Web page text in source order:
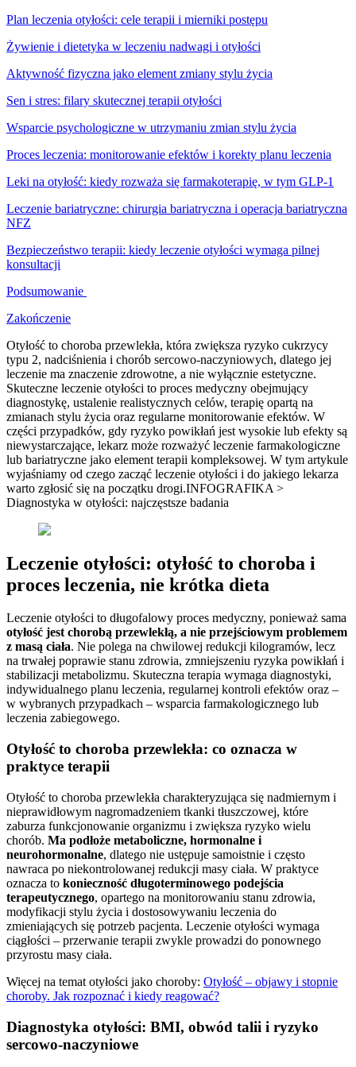
Plan leczenia otyłości: cele terapii i mierniki postępu
Żywienie i dietetyka w leczeniu nadwagi i otyłości
Aktywność fizyczna jako element zmiany stylu życia
Sen i stres: filary skutecznej terapii otyłości
Wsparcie psychologiczne w utrzymaniu zmian stylu życia
Proces leczenia: monitorowanie efektów i korekty planu leczenia
Leki na otyłość: kiedy rozważa się farmakoterapię, w tym GLP-1
Leczenie bariatryczne: chirurgia bariatryczna i operacja bariatryczna
NFZ
Bezpieczeństwo terapii: kiedy leczenie otyłości wymaga pilnej
konsultacji
Podsumowanie
Zakończenie
Otyłość to choroba przewlekła, która zwiększa ryzyko cukrzycy
typu 2, nadciśnienia i chorób sercowo-naczyniowych, dlatego jej
leczenie ma znaczenie zdrowotne, a nie wyłącznie estetyczne.
Skuteczne leczenie otyłości to proces medyczny obejmujący
diagnostykę, ustalenie realistycznych celów, terapię opartą na
zmianach stylu życia oraz regularne monitorowanie efektów. W
części przypadków, gdy ryzyko powikłań jest wysokie lub efekty są
niewystarczające, lekarz może rozważyć leczenie farmakologiczne
lub bariatryczne jako element terapii kompleksowej. W tym artykule
wyjaśniamy od czego zacząć leczenie otyłości i do jakiego lekarza
warto zgłosić się na początku drogi.INFOGRAFIKA >
Diagnostyka w otyłości: najczęstsze badania
Leczenie otyłości: otyłość to choroba i
proces leczenia, nie krótka dieta
Leczenie otyłości to długofalowy proces medyczny, ponieważ sama
otyłość jest chorobą przewlekłą, a nie przejściowym problemem
z masą ciała. Nie polega na chwilowej redukcji kilogramów, lecz
na trwałej poprawie stanu zdrowia, zmniejszeniu ryzyka powikłań i
stabilizacji metabolizmu. Skuteczna terapia wymaga diagnostyki,
indywidualnego planu leczenia, regularnej kontroli efektów oraz –
w wybranych przypadkach – wsparcia farmakologicznego lub
leczenia zabiegowego.
Otyłość to choroba przewlekła: co oznacza w
praktyce terapii
Otyłość to choroba przewlekła charakteryzująca się nadmiernym i
nieprawidłowym nagromadzeniem tkanki tłuszczowej, które
zaburza funkcjonowanie organizmu i zwiększa ryzyko wielu
chorób. Ma podłoże metaboliczne, hormonalne i
neurohormonalne, dlatego nie ustępuje samoistnie i często
nawraca po niekontrolowanej redukcji masy ciała. W praktyce
oznacza to konieczność długoterminowego podejścia
terapeutycznego, opartego na monitorowaniu stanu zdrowia,
modyfikacji stylu życia i dostosowywaniu leczenia do
zmieniających się potrzeb pacjenta. Leczenie otyłości wymaga
ciągłości – przerwanie terapii zwykle prowadzi do ponownego
przyrostu masy ciała.
Więcej na temat otyłości jako choroby: Otyłość – objawy i stopnie
choroby. Jak rozpoznać i kiedy reagować?
Diagnostyka otyłości: BMI, obwód talii i ryzyko
sercowo-naczyniowe